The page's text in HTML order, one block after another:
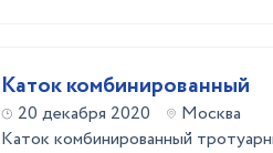
Каток комбинированный
20 декабря 2020
Москва
Каток комбинированный